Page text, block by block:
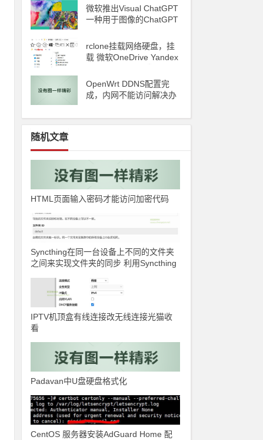
微软推出Visual ChatGPT
一种用于图像的ChatGPT
T 4 将能够制作视频
rclone挂载网络硬盘，挂
载 微软OneDrive Yandex
OS
OpenWrt DDNS配置完
成，内网不能访问解决办
随机文章
HTML页面输入密码才能访问加密代码
Syncthing在同一台设备上不同的文件夹
之间来实现文件夹的同步 利用Syncthing
IPTV机顶盒有线连接改无线连接光猫收
看
Padavan中U盘硬盘格式化
CentOS 服务器安装AdGuard Home 配